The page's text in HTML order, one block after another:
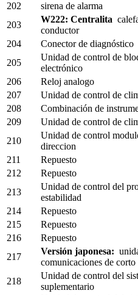
202
sirena de alarma
203
W222: Centralita
conductor
204
Conector de diagnóstico
205
Unidad de control de
electrónico
206
Reloj analogo
207
Unidad de control de
208
Combinación de
209
Unidad de control de
210
Unidad de control
direccion
211
Repuesto
212
Repuesto
213
Unidad de control del
estabilidad
214
Repuesto
215
Repuesto
216
Repuesto
217
Versión japonesa:
comunicaciones de corto
218
Unidad de control del
suplementario